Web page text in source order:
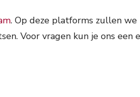
. Op deze platforms zullen we
Voor vragen kun je ons een